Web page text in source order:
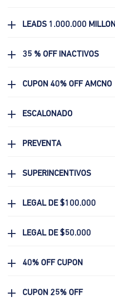
LEADS 1.000.000 MILLON
35 % OFF INACTIVOS
CUPON 40% OFF AMCNO
ESCALONADO
PREVENTA
SUPERINCENTIVOS
LEGAL DE $100.000
LEGAL DE $50.000
40% OFF CUPON
CUPON 25% OFF